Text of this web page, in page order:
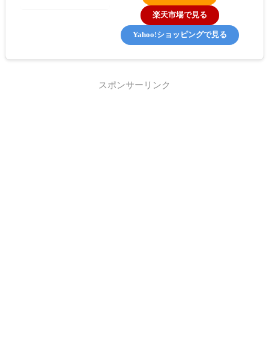
楽天市場で見る
Yahoo!ショッピングで見る
スポンサーリンク